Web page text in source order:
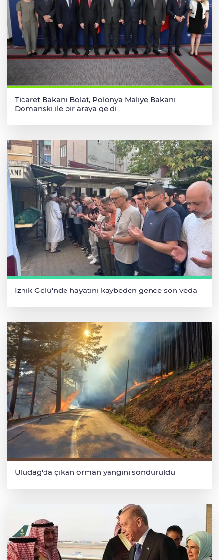
Ticaret Bakanı Bolat, Polonya Maliye Bakanı
Domanski ile bir araya geldi
İznik Gölü'nde hayatını kaybeden gence son veda
Uludağ'da çıkan orman yangını söndürüldü